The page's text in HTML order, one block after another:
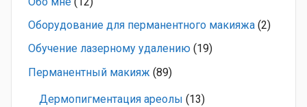
Оборудование для перманентного макияжа (2)
Обучение лазерному удалению (19)
Перманентный макияж (89)
Дермопигментация ареолы (13)